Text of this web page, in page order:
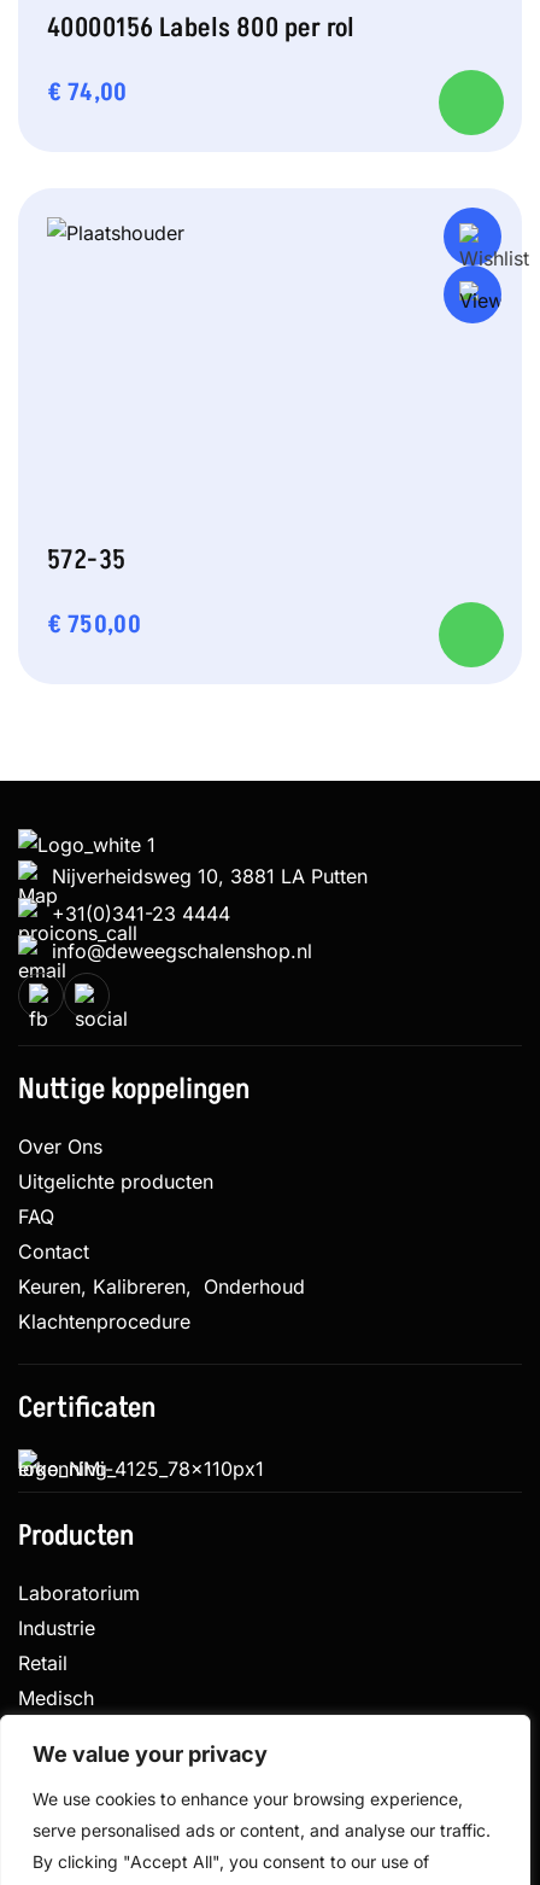
We value your privacy
We use cookies to enhance your browsing experience,
serve personalised ads or content, and analyse our traffic.
By clicking "Accept All", you consent to our use of
40000156 Labels 800 per rol
€ 74,00
572-35
€ 750,00
Nijverheidsweg 10, 3881 LA Putten
+31(0)341-23 4444
info@deweegschalenshop.nl
Nuttige koppelingen
Over Ons
Uitgelichte producten
FAQ
Contact
Keuren, Kalibreren, Onderhoud
Klachtenprocedure
Certificaten
Producten
Laboratorium
Industrie
Retail
Medisch
Privacy Algemene voorwaarden